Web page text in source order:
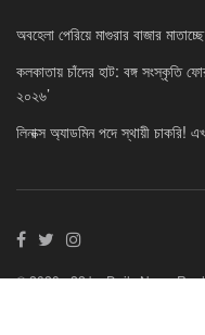
অবহেলা পেরিয়ে মাগুরার বাজার
কলকাতায় চাঁদের হাট: বঙ্গ সংস্কৃতি
২০২৬’
লিনাক্স অ্যাডমিন পদে স্থায়ী
© 2020 - 22 by Daily News